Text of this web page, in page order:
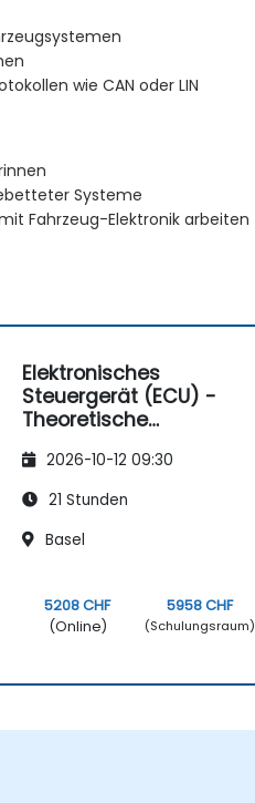
wie CAN oder LIN
Systeme
Fahrzeug-Elektronik arbeiten
Elektronisches
Steuergerät (ECU) -
Theoretische
2026-10-12 09:30
21 Stunden
Basel
5208 CHF
(Online)
5958 CHF
(Schulungsraum)